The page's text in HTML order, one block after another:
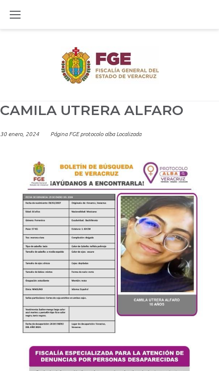
CAMILA UTRERA ALFARO
30 enero, 2024 Página FGE protocolo alba Localizada